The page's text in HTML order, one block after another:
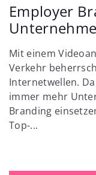
Employer
Mit einem
Verkehr
Internetwellen.
immer mehr
Branding
Top-...